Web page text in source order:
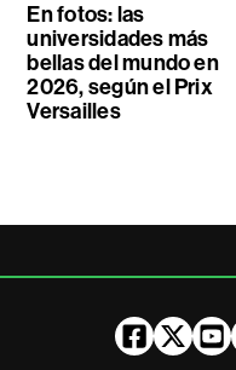
En fotos: las
universidades más
bellas del mundo en
2026, según el Prix
Versailles